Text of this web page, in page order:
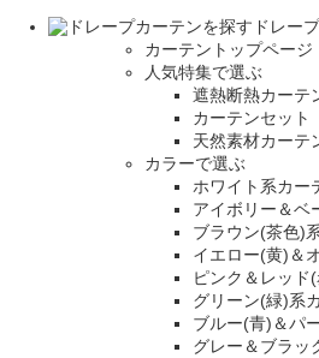
ドレー
カーテントップページ
人気特集で選ぶ
遮熱断熱カーテ
カーテンセット
天然素材カーテ
カラーで選ぶ
ホワイト系カー
アイボリー＆ベ
ブラウン(茶色)
イエロー(黄)＆
ピンク＆レッド
グリーン(緑)系
ブルー(青)＆パ
グレー＆ブラッ